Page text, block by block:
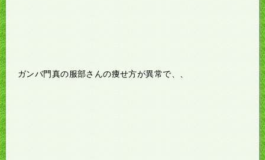
ガンバ門真の服部さんの痩せ方が異常で、、